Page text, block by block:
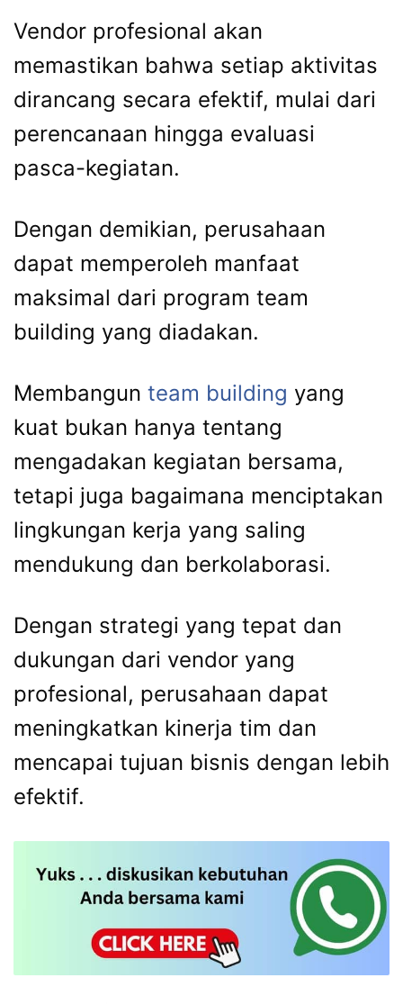
Vendor profesional akan
memastikan bahwa setiap aktivitas
dirancang secara efektif, mulai dari
perencanaan hingga evaluasi
pasca-kegiatan.
Dengan demikian, perusahaan
dapat memperoleh manfaat
maksimal dari program team
building yang diadakan.
Membangun team building yang
kuat bukan hanya tentang
mengadakan kegiatan bersama,
tetapi juga bagaimana menciptakan
lingkungan kerja yang saling
mendukung dan berkolaborasi.
Dengan strategi yang tepat dan
dukungan dari vendor yang
profesional, perusahaan dapat
meningkatkan kinerja tim dan
mencapai tujuan bisnis dengan lebih
efektif.